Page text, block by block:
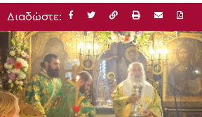
Διαδώστε: